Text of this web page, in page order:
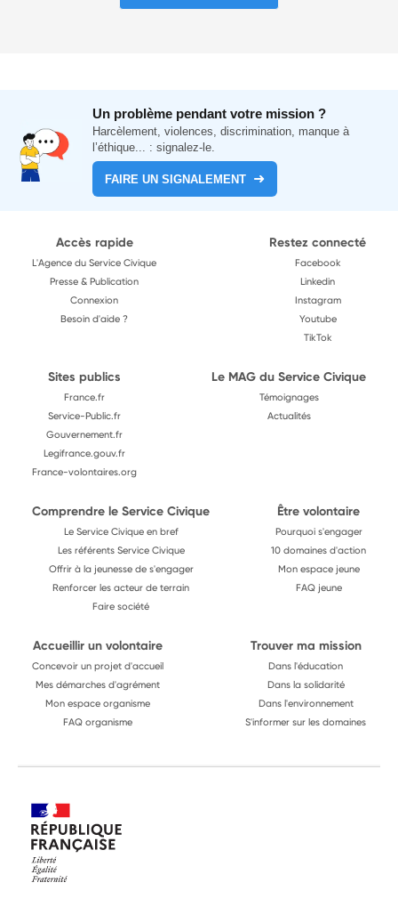
Un problème pendant votre mission ?
Harcèlement, violences, discrimination, manque à
l’éthique... : signalez-le.
FAIRE UN SIGNALEMENT
Accès rapide
L'Agence du Service Civique
Presse & Publication
Connexion
Besoin d'aide ?
Restez connecté
Facebook
Linkedin
Instagram
Youtube
TikTok
Sites publics
France.fr
Service-Public.fr
Gouvernement.fr
Legifrance.gouv.fr
France-volontaires.org
Le MAG du Service Civique
Témoignages
Actualités
Comprendre le Service Civique
Le Service Civique en bref
Les référents Service Civique
Offrir à la jeunesse de s'engager
Renforcer les acteur de terrain
Faire société
Être volontaire
Pourquoi s'engager
10 domaines d'action
Mon espace jeune
FAQ jeune
Accueillir un volontaire
Concevoir un projet d'accueil
Mes démarches d'agrément
Mon espace organisme
FAQ organisme
Trouver ma mission
Dans l'éducation
Dans la solidarité
Dans l'environnement
S'informer sur les domaines